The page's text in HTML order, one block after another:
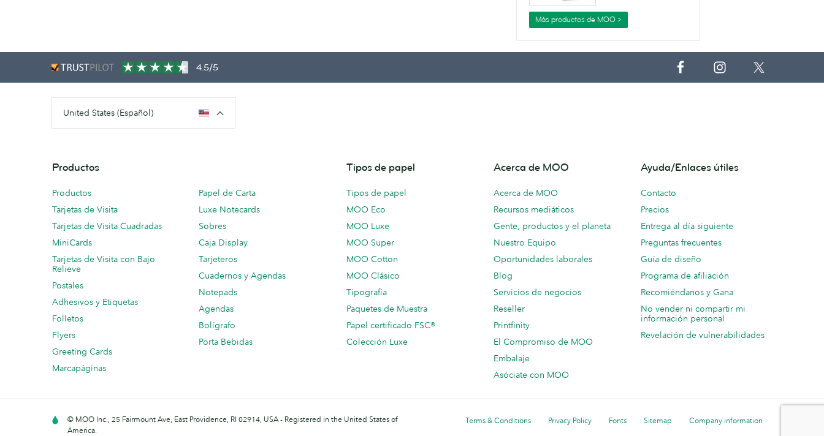
Más productos de MOO >
4.5/5
United States (Español)
Productos
Productos
Tarjetas de Visita
Tarjetas de Visita Cuadradas
MiniCards
Tarjetas de Visita con Bajo
Relieve
Postales
Adhesivos y Etiquetas
Folletos
Flyers
Greeting Cards
Marcapáginas
Papel de Carta
Luxe Notecards
Sobres
Caja Display
Tarjeteros
Cuadernos y Agendas
Notepads
Agendas
Bolígrafo
Porta Bebidas
Tipos de papel
Tipos de papel
MOO Eco
MOO Luxe
MOO Super
MOO Cotton
MOO Clásico
Tipografía
Paquetes de Muestra
Papel certificado FSC®
Colección Luxe
Acerca de MOO
Acerca de MOO
Recursos mediáticos
Gente, productos y el planeta
Nuestro Equipo
Oportunidades laborales
Blog
Servicios de negocios
Reseller
Printfinity
El Compromiso de MOO
Embalaje
Asóciate con MOO
Ayuda/Enlaces útiles
Contacto
Precios
Entrega al día siguiente
Preguntas frecuentes
Guía de diseño
Programa de afiliación
Recomiéndanos y Gana
No vender ni compartir mi
información personal
Revelación de vulnerabilidades
Terms & Conditions Privacy Policy Fonts Sitemap Company information
© MOO Inc., 25 Fairmount Ave, East Providence, RI 02914, USA - Registered in the United States of
America.